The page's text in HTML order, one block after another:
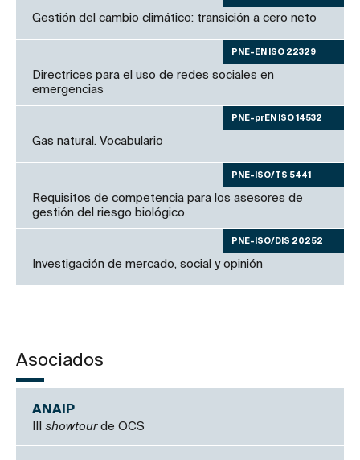
Gestión del cambio climático: transición a cero neto
PNE-EN ISO 22329
Directrices para el uso de redes sociales en
emergencias
PNE-prEN ISO 14532
Gas natural. Vocabulario
PNE-ISO/TS 5441
Requisitos de competencia para los asesores de
gestión del riesgo biológico
PNE-ISO/DIS 20252
Investigación de mercado, social y opinión
Asociados
ANAIP
showtourde OCS